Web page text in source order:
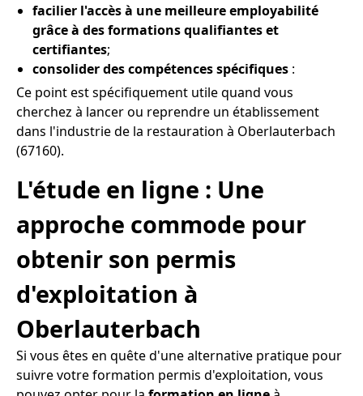
facilier l'accès à une meilleure employabilité
grâce à des formations qualifiantes et
certifiantes;
consolider des compétences spécifiques :
Ce point est spécifiquement utile quand vous
cherchez à lancer ou reprendre un établissement
dans l'industrie de la restauration à Oberlauterbach
(67160).
L'étude en ligne : Une
approche commode pour
obtenir son permis
d'exploitation à
Oberlauterbach
Si vous êtes en quête d'une alternative pratique pour
suivre votre formation permis d'exploitation, vous